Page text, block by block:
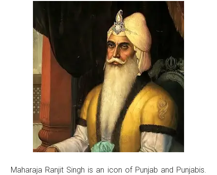
Maharaja Ranjit Singh is an icon of Punjab and Punjabis.